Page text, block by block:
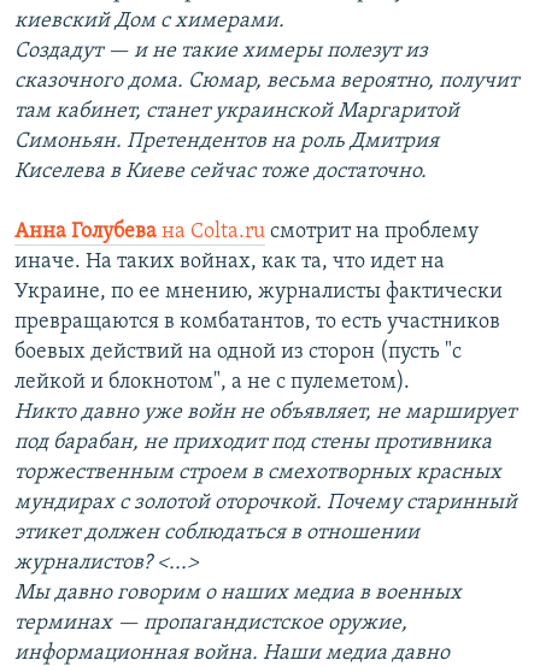
киевский Дом с химерами.
Создадут — и не такие химеры полезут из
сказочного дома. Сюмар, весьма вероятно, получит
там кабинет, станет украинской Маргаритой
Симоньян. Претендентов на роль Дмитрия
Киселева в Киеве сейчас тоже достаточно.
Анна Голубева на Colta.ru смотрит на проблему
иначе. На таких войнах, как та, что идет на
Украине, по ее мнению, журналисты фактически
превращаются в комбатантов, то есть участников
боевых действий на одной из сторон (пусть "с
лейкой и блокнотом", а не с пулеметом).
Никто давно уже войн не объявляет, не марширует
под барабан, не приходит под стены противника
торжественным строем в смехотворных красных
мундирах с золотой оторочкой. Почему старинный
этикет должен соблюдаться в отношении
журналистов? <...>
Мы давно говорим о наших медиа в военных
терминах — пропагандистское оружие,
информационная война. Наши медиа давно